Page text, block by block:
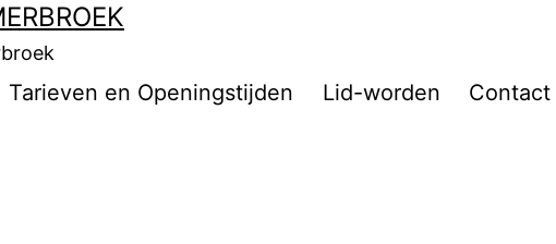
Tarieven en Openingstijden Lid-worden Contact